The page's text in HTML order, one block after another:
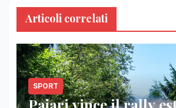
Articoli correlati
SPORT